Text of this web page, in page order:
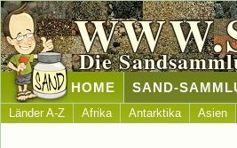
Die
HOME SAND-
Länder A-Z Afrika Antarktika Asien